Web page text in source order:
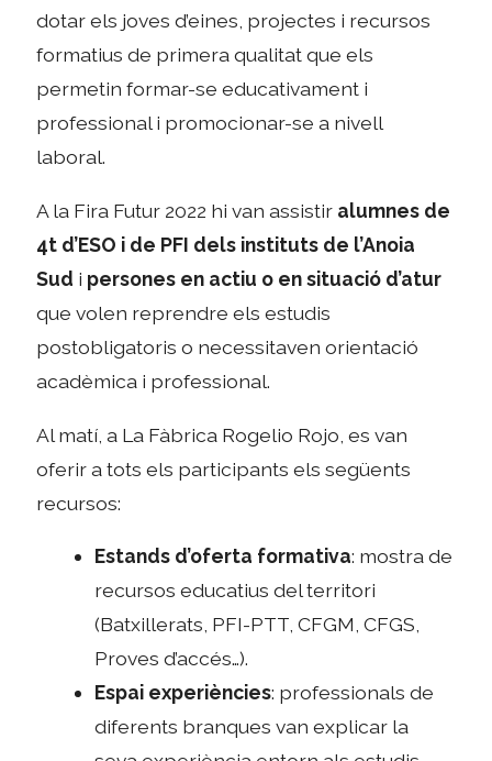
dotar els joves d’eines, projectes i recursos
formatius de primera qualitat que els
permetin formar-se educativament i
professional i promocionar-se a nivell
laboral.
A la Fira Futur 2022 hi van assistir alumnes de
4t d’ESO i de PFI dels instituts de l’Anoia
Sud i persones en actiu o en situació d’atur
que volen reprendre els estudis
postobligatoris o necessitaven orientació
acadèmica i professional.
Al matí, a La Fàbrica Rogelio Rojo, es van
oferir a tots els participants els següents
recursos:
Estands d’oferta formativa: mostra de
recursos educatius del territori
(Batxillerats, PFI-PTT, CFGM, CFGS,
Proves d’accés…).
Espai experiències: professionals de
diferents branques van explicar la